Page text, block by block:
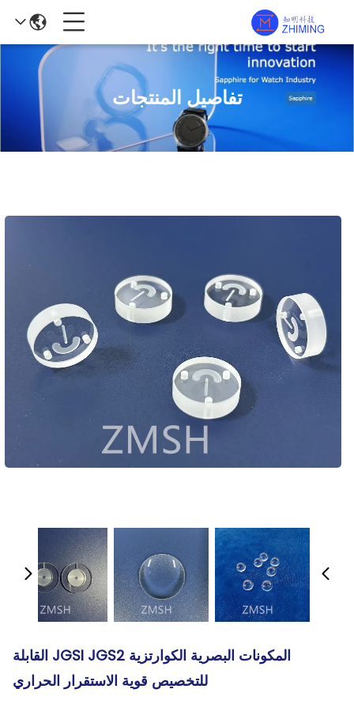
تفاصيل المنتجات
المكونات البصرية الكوارتزية JGSI JGS2 القابلة
للتخصيص قوية الاستقرار الحراري